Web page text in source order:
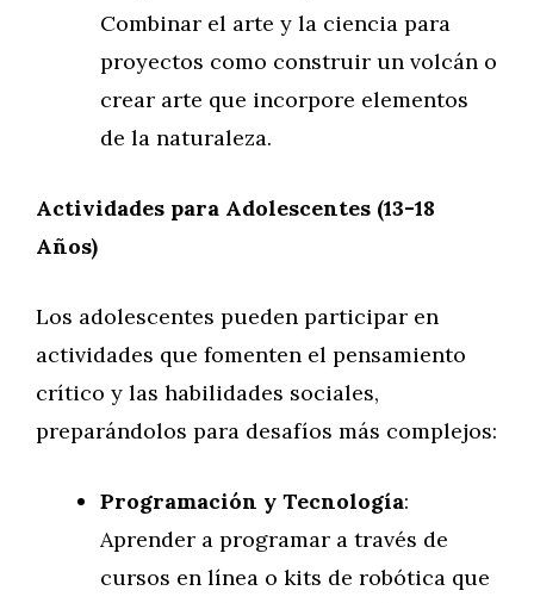
Combinar el arte y la ciencia para
proyectos como construir un volcán o
crear arte que incorpore elementos
de la naturaleza.
Actividades para Adolescentes (13-18
Años)
Los adolescentes pueden participar en
actividades que fomenten el pensamiento
crítico y las habilidades sociales,
preparándolos para desafíos más complejos:
Programación y Tecnología:
Aprender a programar a través de
cursos en línea o kits de robótica que